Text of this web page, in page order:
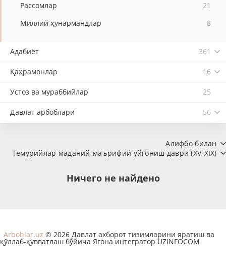
Рассомлар
21
Миллий ҳунармандлар
8
Адабиёт 361
Қаҳрамонлар 16
Устоз ва мураббийлар 25
Давлат арбоблари 56
Алифбо билан
Темурийлар маданий-маърифий уйғониш даври (XV-XIX)
Ничего не найдено
Arboblar.uz © 2026 Давлат ахборот тизимларини яратиш ва
қўллаб-қувватлаш бўйича Ягона интегратор UZINFOCOM